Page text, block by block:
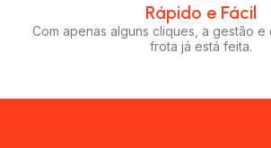
Rápido e Fácil​
Com apenas alguns cliques, a gestão e
frota já está feita.